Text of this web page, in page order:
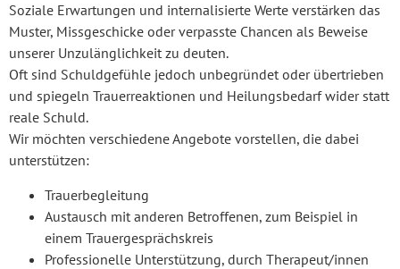
Soziale Erwartungen und internalisierte Werte verstärken das
Muster, Missgeschicke oder verpasste Chancen als Beweise
unserer Unzulänglichkeit zu deuten.
Oft sind Schuldgefühle jedoch unbegründet oder übertrieben
und spiegeln Trauerreaktionen und Heilungsbedarf wider statt
reale Schuld.
Wir möchten verschiedene Angebote vorstellen, die dabei
unterstützen:
Trauerbegleitung
Austausch mit anderen Betroffenen, zum Beispiel in
einem Trauergesprächskreis
Professionelle Unterstützung, durch Therapeut/innen